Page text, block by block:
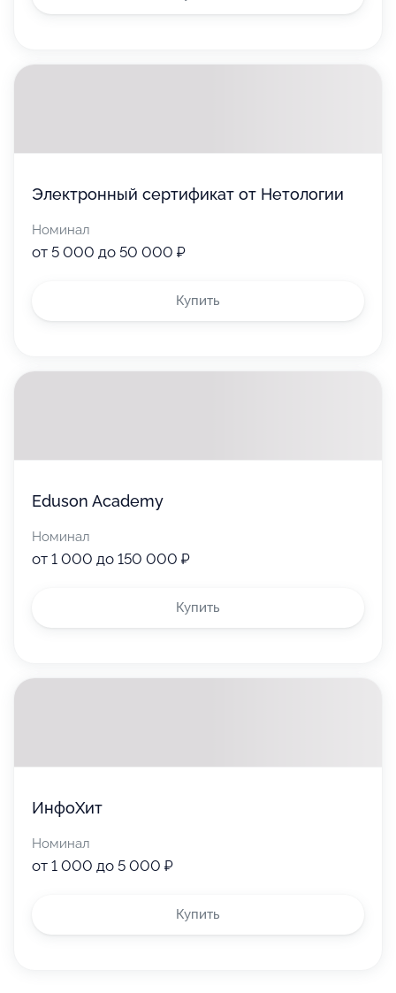
Воспользуйтесь для оплаты товаров
Электронный сертификат от Нетологии
Номинал
от 5 000 до 50 000 ₽
Купить
Eduson Academy
Номинал
от 1 000 до 150 000 ₽
Купить
ИнфоХит
Номинал
от 1 000 до 5 000 ₽
Купить